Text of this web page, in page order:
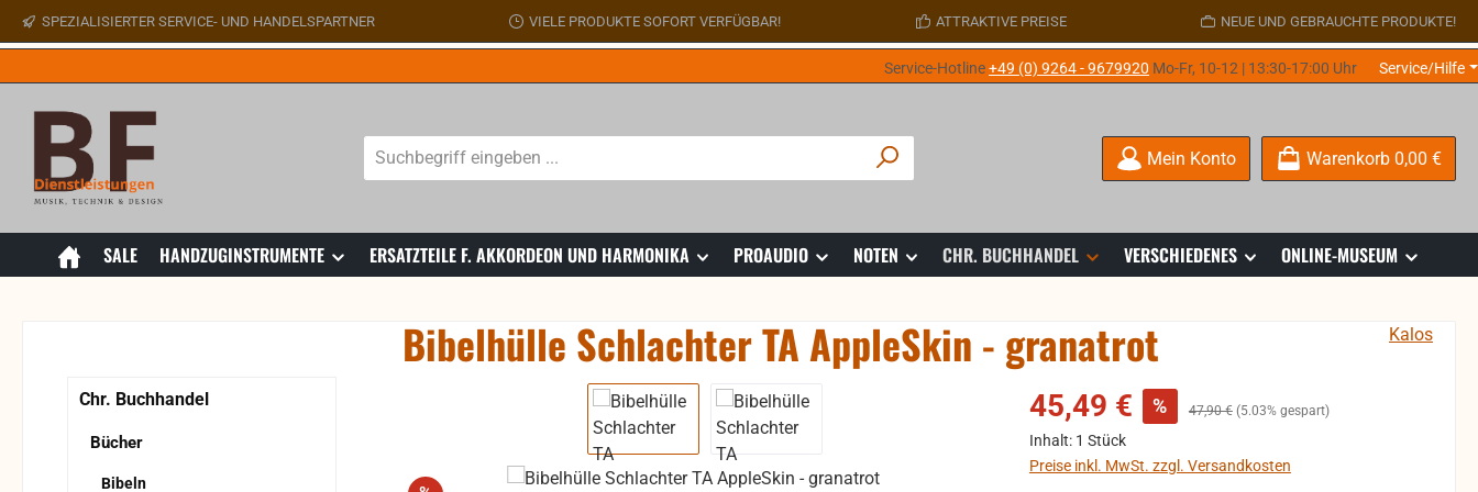
Hauptinhalt springen
Zur Suche springen
Zur Hauptnavigation springen
SPEZIALISIERTER SERVICE- UND HANDELSPARTNER VIELE PRODUKTE SOFORT VERFÜGBAR! ATTRAKTIVE PREISE NEUE UND GEBRAUCHTE PRODUKTE!
Service-Hotline+49 (0) 9264 - 9679920 Mo-Fr, 10-12 | 13:30-17:00 Uhr Service/Hilfe
Mein Konto Warenkorb 0,00 €
SALE HANDZUGINSTRUMENTE ERSATZTEILE F. AKKORDEON UND HARMONIKA PROAUDIO NOTEN CHR. BUCHHANDEL VERSCHIEDENES ONLINE-MUSEUM
Chr. Buchhandel
Bücher
Bibeln
Bibelhülle Schlachter TA AppleSkin - granatrot Kalos
Bildergalerie überspringen Verkaufspreis:
45,49 € % Regulärer Preis:
47,90 € (5.03% gespart)
Inhalt: 1 Stück
Preise inkl. MwSt. zzgl. Versandkosten